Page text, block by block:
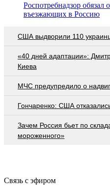
Роспотребнадзор обязал
въезжающих в Россию
США выдворили 110
«40 дней адаптации»:
Киева
МЧС предупредило о
Гончаренко: США
Зачем Россия бьет по
мороженного»
Связь с эфиром